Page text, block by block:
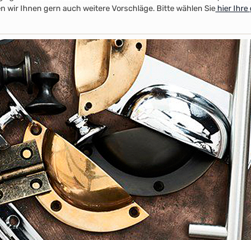
Ihnen gern auch weitere Vorschläge. Bitte wählen Sie hier Ihre